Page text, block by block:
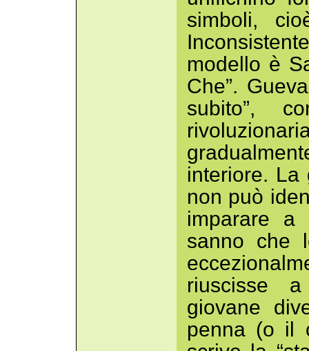
simboli,
modello è
Che”.
subito”,
interiore. La
non può
imparare a
sanno che
riuscisse
giovane
penna (o il